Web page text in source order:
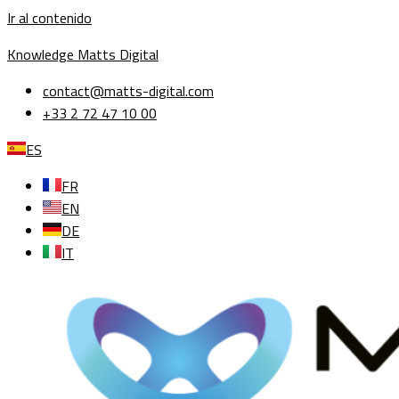
Ir al contenido
Knowledge Matts Digital
contact@matts-digital.com
+33 2 72 47 10 00
ES
FR
EN
DE
IT